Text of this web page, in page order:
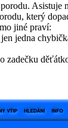
Asistuje
který
jiné praví:
jedna
zadečku